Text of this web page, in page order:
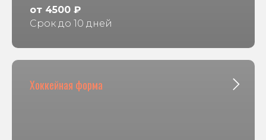
от 4500 ₽
Срок до 10 дней
Хоккейная форма